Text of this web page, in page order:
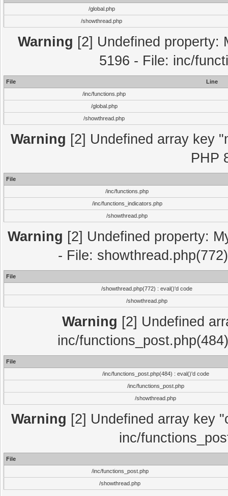
/global.php
/showthread.php
Warning [2] Undefined property:
5196 - File: inc/
File
Line
/inc/functions.php
/global.php
/showthread.php
Warning [2] Undefined array key
PHP
File
/inc/functions.php
/inc/functions_indicators.php
/showthread.php
Warning [2] Undefined property:
- File:
File
/showthread.php(772) : eval()'d code
/showthread.php
Warning [2] Undefined
inc/
File
/inc/functions_post.php(484) : eval()'d code
/inc/functions_post.php
/showthread.php
Warning [2] Undefined array key
inc/
File
/inc/functions_post.php
/showthread.php